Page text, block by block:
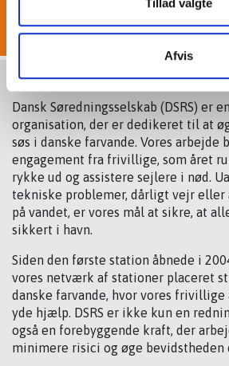
Tillad valgte
Afvis
Om dsrs
Dansk Søredningsselskab (DSRS) er
organisation, der er dedikeret til at
søs i danske farvande. Vores arbejde
engagement fra frivillige, som året
rykke ud og assistere sejlere i nød.
tekniske problemer, dårligt vejr eller
på vandet, er vores mål at sikre, at
sikkert i havn.
Siden den første station åbnede i
vores netværk af stationer placeret
danske farvande, hvor vores
yde hjælp. DSRS er ikke kun en
også en forebyggende kraft, der
minimere risici og øge bevidstheden